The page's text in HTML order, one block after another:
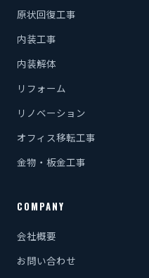
原状回復工事
内装工事
内装解体
リフォーム
リノベーション
オフィス移転工事
金物・板金工事
COMPANY
会社概要
お問い合わせ